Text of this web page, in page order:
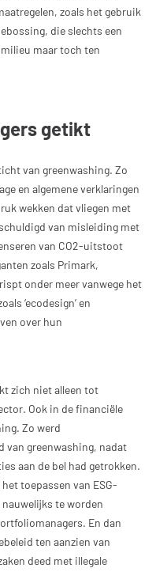
zoals het gebruik
die slechts een
maar toch ten
getikt
van greenwashing. Zo
en algemene verklaringen
wekken dat vliegen met
van misleiding met
van CO2-uitstoot
zoals Primark,
onder meer vanwege het
‘ecodesign’ en
over hun
zich niet alleen tot
Ook in de financiële
Zo werd
van greenwashing, nadat
aan de bel had getrokken.
toepassen van ESG-
te worden
En dan
ten aanzien van
deed met illegale